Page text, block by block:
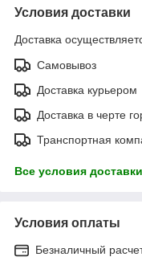
Условия доставки
Доставка
Самовывоз
Доставка курьером
Доставка в черте
Транспортная
Все условия доставки
Условия оплаты
Безналичный